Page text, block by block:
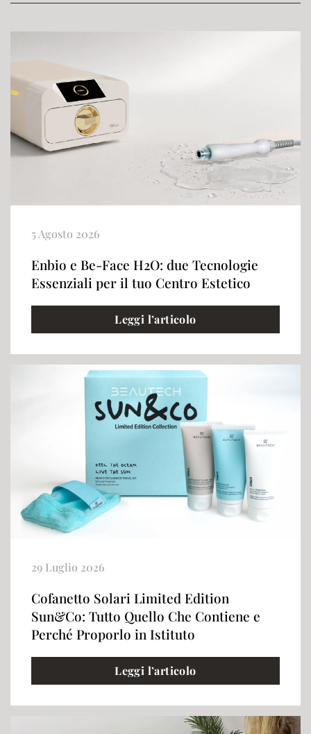
5 Agosto 2026
Enbio e Be-Face H2O: due Tecnologie
Essenziali per il tuo Centro Estetico
Leggi l’articolo
29 Luglio 2026
Cofanetto Solari Limited Edition
Sun&Co: Tutto Quello Che Contiene e
Perché Proporlo in Istituto
Leggi l’articolo